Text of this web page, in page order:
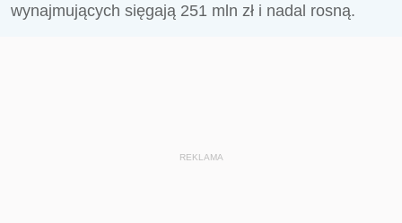
wynajmujących sięgają 251 mln zł i nadal rosną.
REKLAMA